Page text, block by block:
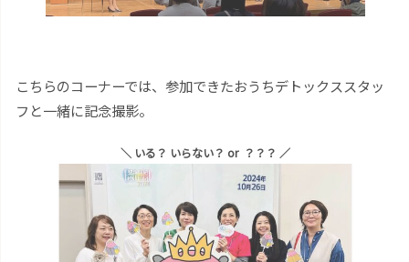
こちらのコーナーでは、参加できたおうちデトックススタッ
フと一緒に記念撮影。
＼ いる？ いらない？ or ？？？ ／